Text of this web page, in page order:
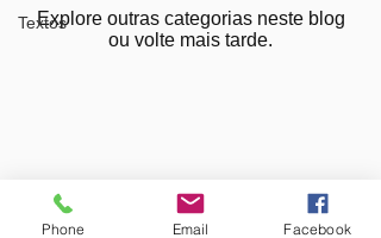
Textos
Explore outras categorias neste blog
ou volte mais tarde.
Phone Email Facebook